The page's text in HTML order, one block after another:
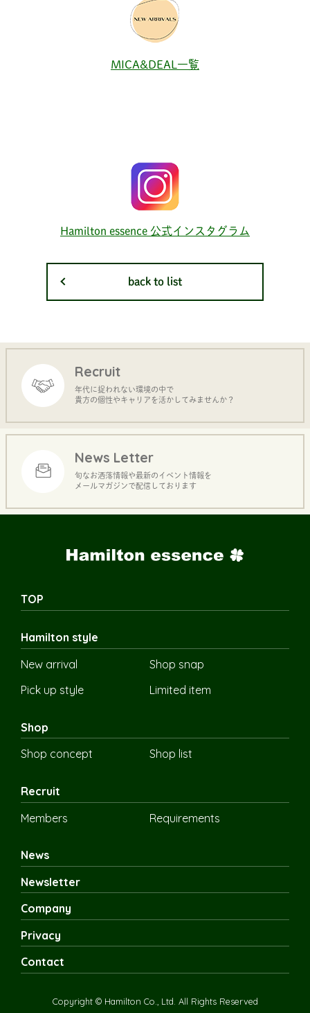
MICA&DEAL一覧
Hamilton essence 公式インスタグラム
back to list
Recruit
年代に捉われない環境の中で
貴方の個性やキャリアを活かしてみませんか？
News Letter
旬なお洒落情報や最新のイベント情報を
メールマガジンで配信しております
TOP
Hamilton style
New arrival
Shop snap
Pick up style
Limited item
Shop
Shop concept
Shop list
Recruit
Members
Requirements
News
Newsletter
Company
Privacy
Contact
Copyright © Hamilton Co., Ltd. All Rights Reserved